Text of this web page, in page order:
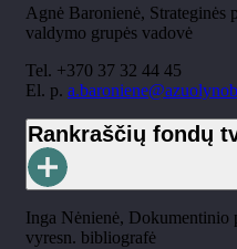
Agnė Baronienė, Strateginės
valdymo grupės vadovė
Tel. +370 37 32 44 45
El. p.
Rankraščių fondų
Inga Nėnienė, Dokumentinio
vyresn. bibliografė